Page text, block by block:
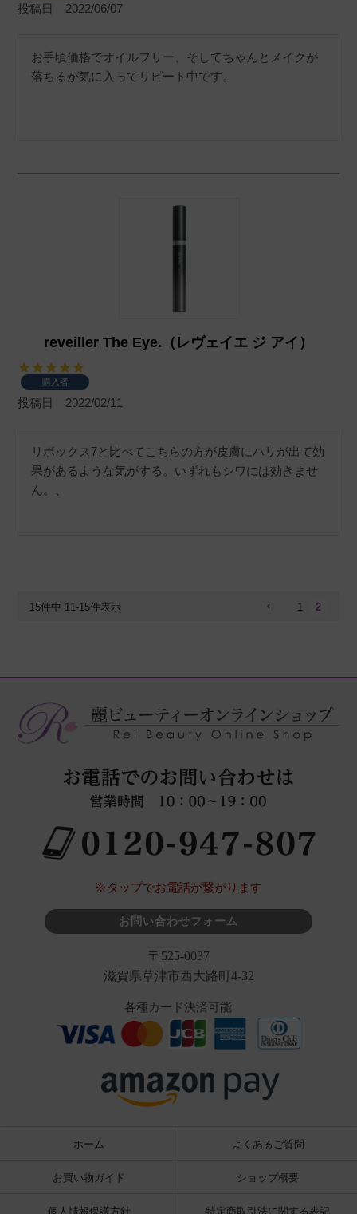
投稿日 2022/06/07
お手頃価格でオイルフリー、そしてちゃんとメイクが
落ちるが気に入ってリピート中です。
reveiller The Eye.（レヴェイエ ジ アイ）
購入者
投稿日 2022/02/11
リボックス7と比べてこちらの方が皮膚にハリが出て効
果があるような気がする。いずれもシワには効きませ
ん。、
15件中 11-15件表示 1 2
※タップでお電話が繋がります
お問い合わせフォーム
〒525-0037
滋賀県草津市西大路町4-32
各種カード決済可能
ホーム よくあるご質問
お買い物ガイド ショップ概要
個人情報保護方針 特定商取引法に関する表記